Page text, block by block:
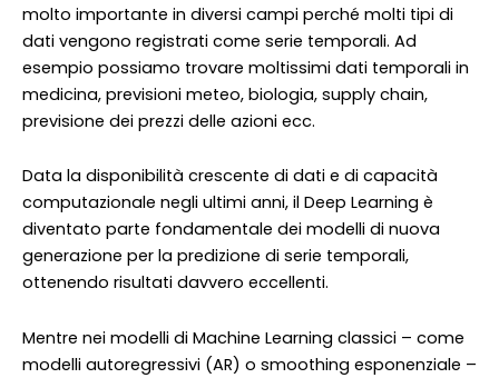
molto importante in diversi campi perché molti tipi di
dati vengono registrati come serie temporali. Ad
esempio possiamo trovare moltissimi dati temporali in
medicina, previsioni meteo, biologia, supply chain,
previsione dei prezzi delle azioni ecc.
Data la disponibilità crescente di dati e di capacità
computazionale negli ultimi anni, il Deep Learning è
diventato parte fondamentale dei modelli di nuova
generazione per la predizione di serie temporali,
ottenendo risultati davvero eccellenti.
Mentre nei modelli di Machine Learning classici – come
modelli autoregressivi (AR) o smoothing esponenziale –